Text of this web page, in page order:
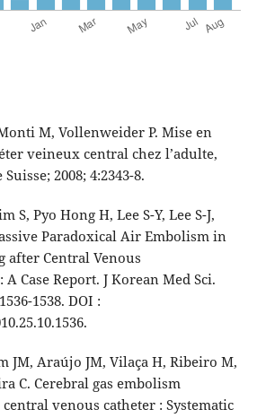
M, Vollenweider P. Mise en
veineux central chez l’adulte,
2008; 4:2343-8.
S, Pyo Hong H, Lee S-Y, Lee S-J,
Paradoxical Air Embolism in
after Central Venous
Case Report. J Korean Med Sci.
1538. DOI :
JM, Araújo JM, Vilaça H, Ribeiro M,
C. Cerebral gas embolism
venous catheter : Systematic